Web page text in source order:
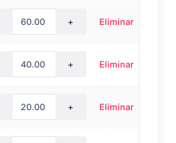
+ Eliminar
+ Eliminar
+ Eliminar